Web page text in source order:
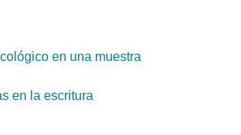
en una muestra
en la escritura